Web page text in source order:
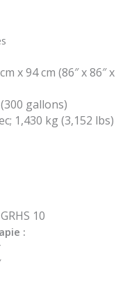
x 94 cm (86″ x 86″ x
gallons)
1,430 kg (3,152 lbs)
10
: